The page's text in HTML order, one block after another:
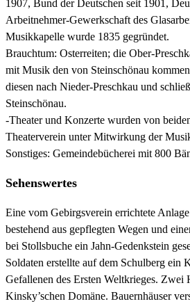
1907, Bund der Deutschen seit 1901,
Arbeitnehmer-Gewerkschaft des
Musikkapelle wurde 1835 gegründet.
Brauchtum: Osterreiten; die Ober-
mit Musik den von Steinschönau
diesen nach Nieder-Preschkau und
Steinschönau.
-Theater und Konzerte wurden von
Theaterverein unter Mitwirkung der
Sonstiges: Gemeindebücherei mit 800
Sehenswertes
Eine vom Gebirgsverein errichtete
bestehend aus gepflegten Wegen und
bei Stollsbuche ein Jahn-Gedenkstein
Soldaten erstellte auf dem Schulberg ein
Gefallenen des Ersten Weltkrieges. Zwei
Kinsky’schen Domäne. Bauernhäuser